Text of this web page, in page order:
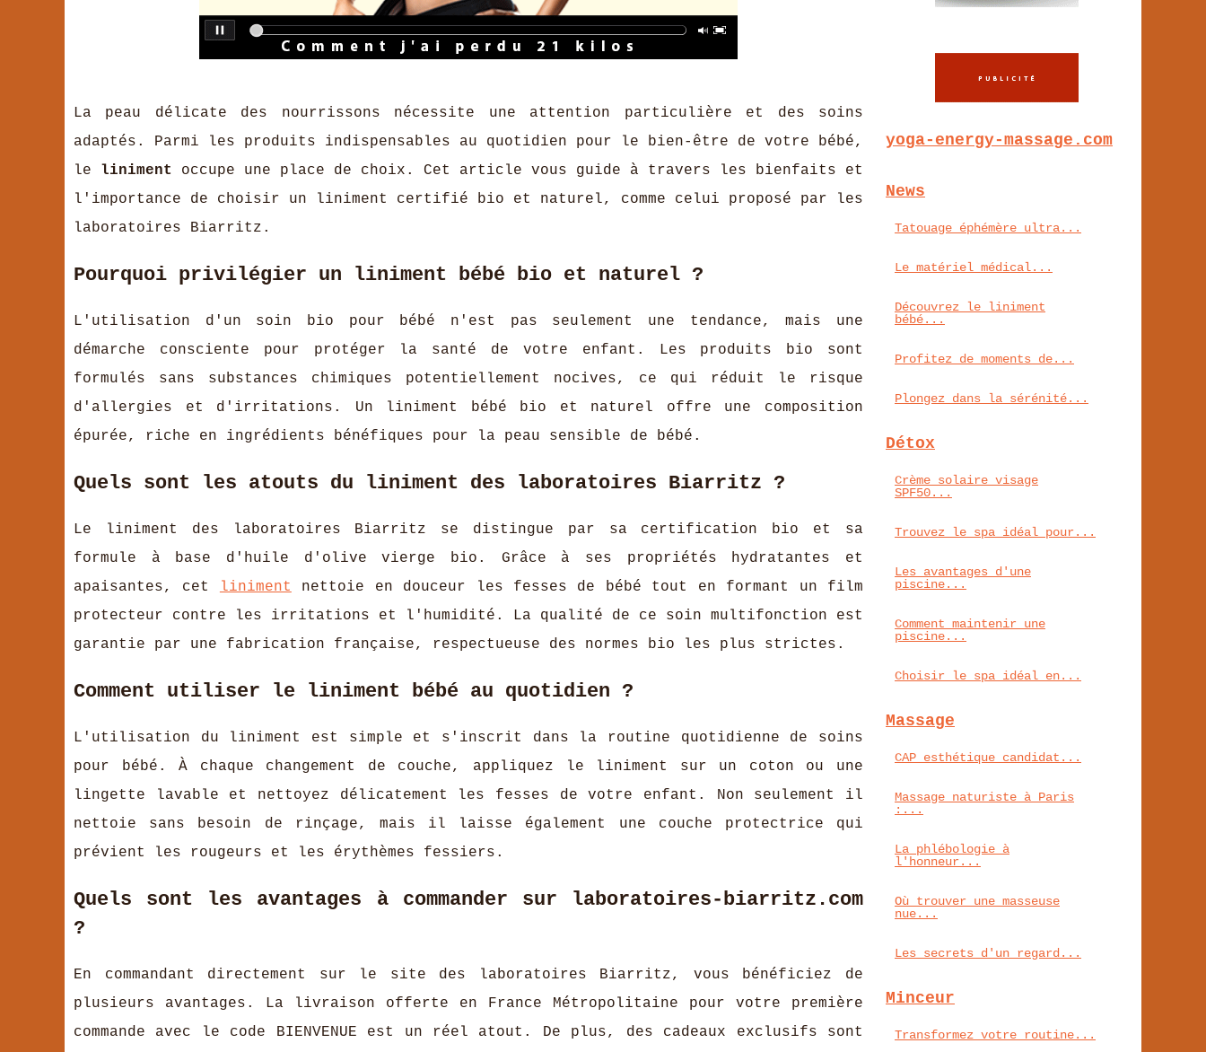
La peau délicate des nourrissons nécessite une attention particulière et des soins
adaptés. Parmi les produits indispensables au quotidien pour le bien-être de votre bébé,
le liniment
occupe une place de choix. Cet article vous guide à travers les bienfaits et
l'importance de choisir un liniment certifié bio et naturel, comme celui proposé par les
laboratoires Biarritz.
Pourquoi privilégier un liniment bébé bio et naturel ?
L'utilisation d'un soin bio pour bébé n'est pas seulement une tendance, mais une
démarche consciente pour protéger la santé de votre enfant. Les produits bio sont
formulés sans substances chimiques potentiellement nocives, ce qui réduit le risque
d'allergies et d'irritations. Un liniment bébé bio et naturel offre une composition
épurée, riche en ingrédients bénéfiques pour la peau sensible de bébé.
Quels sont les atouts du liniment des laboratoires Biarritz ?
Le liniment des laboratoires Biarritz se distingue par sa certification bio et sa
formule à base d'huile d'olive vierge bio. Grâce à ses propriétés hydratantes et
apaisantes, cet
liniment
nettoie en douceur les fesses de bébé tout en formant un film
protecteur contre les irritations et l'humidité. La qualité de ce soin multifonction est
garantie par une fabrication française, respectueuse des normes bio les plus strictes.
Comment utiliser le liniment bébé au quotidien ?
L'utilisation du liniment est simple et s'inscrit dans la routine quotidienne de soins
pour bébé. À chaque changement de couche, appliquez le liniment sur un coton ou une
lingette lavable et nettoyez délicatement les fesses de votre enfant. Non seulement il
nettoie sans besoin de rinçage, mais il laisse également une couche protectrice qui
prévient les rougeurs et les érythèmes fessiers.
Quels sont les avantages à commander sur laboratoires-biarritz.com
?
En commandant directement sur le site des laboratoires Biarritz, vous bénéficiez de
plusieurs avantages. La livraison offerte en France Métropolitaine pour votre première
commande avec le code BIENVENUE est un réel atout. De plus, des cadeaux exclusifs sont
yoga-energy-massage.com
News
Tatouage éphémère ultra...
Le matériel médical...
Découvrez le liniment
bébé...
Profitez de moments de...
Plongez dans la sérénité...
Détox
Crème solaire visage
SPF50...
Trouvez le spa idéal pour...
Les avantages d'une
piscine...
Comment maintenir une
piscine...
Choisir le spa idéal en...
Massage
CAP esthétique candidat...
Massage naturiste à Paris
:...
La phlébologie à
l'honneur...
Où trouver une masseuse
nue...
Les secrets d'un regard...
Minceur
Transformez votre routine...